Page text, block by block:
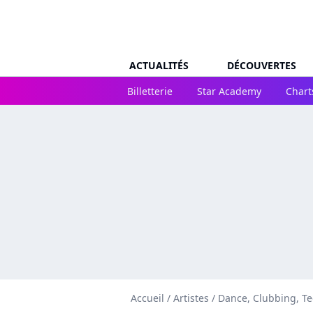
ACTUALITÉS
DÉCOUVERTES
Billetterie
Star Academy
Accueil / Artistes / Dance, Clubbing,